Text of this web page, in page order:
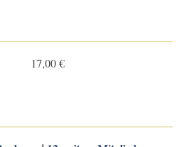
17,00 €